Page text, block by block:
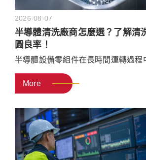
2026-08-07
半導體清洗廠商怎麼選？了解清
圓良率！
半導體設備零組件在長時間運轉過程
塵顆粒、化學殘留物或其他污染物。
洗，這些污染物可能在製程中再次脫
的重要性、常見清洗方式與流程，並
商的評估標準，幫助企業找到符合
商。
More